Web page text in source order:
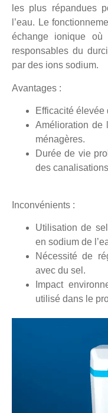
les plus répandues
l’eau. Le
échange ionique
responsables du
par des ions sodium.
Avantages :
Efficacité élevée
Amélioration de
ménagères.
Durée de vie
des
Inconvénients :
Utilisation de
en sodium de
Nécessité de
avec du sel.
Impact
utilisé dans le